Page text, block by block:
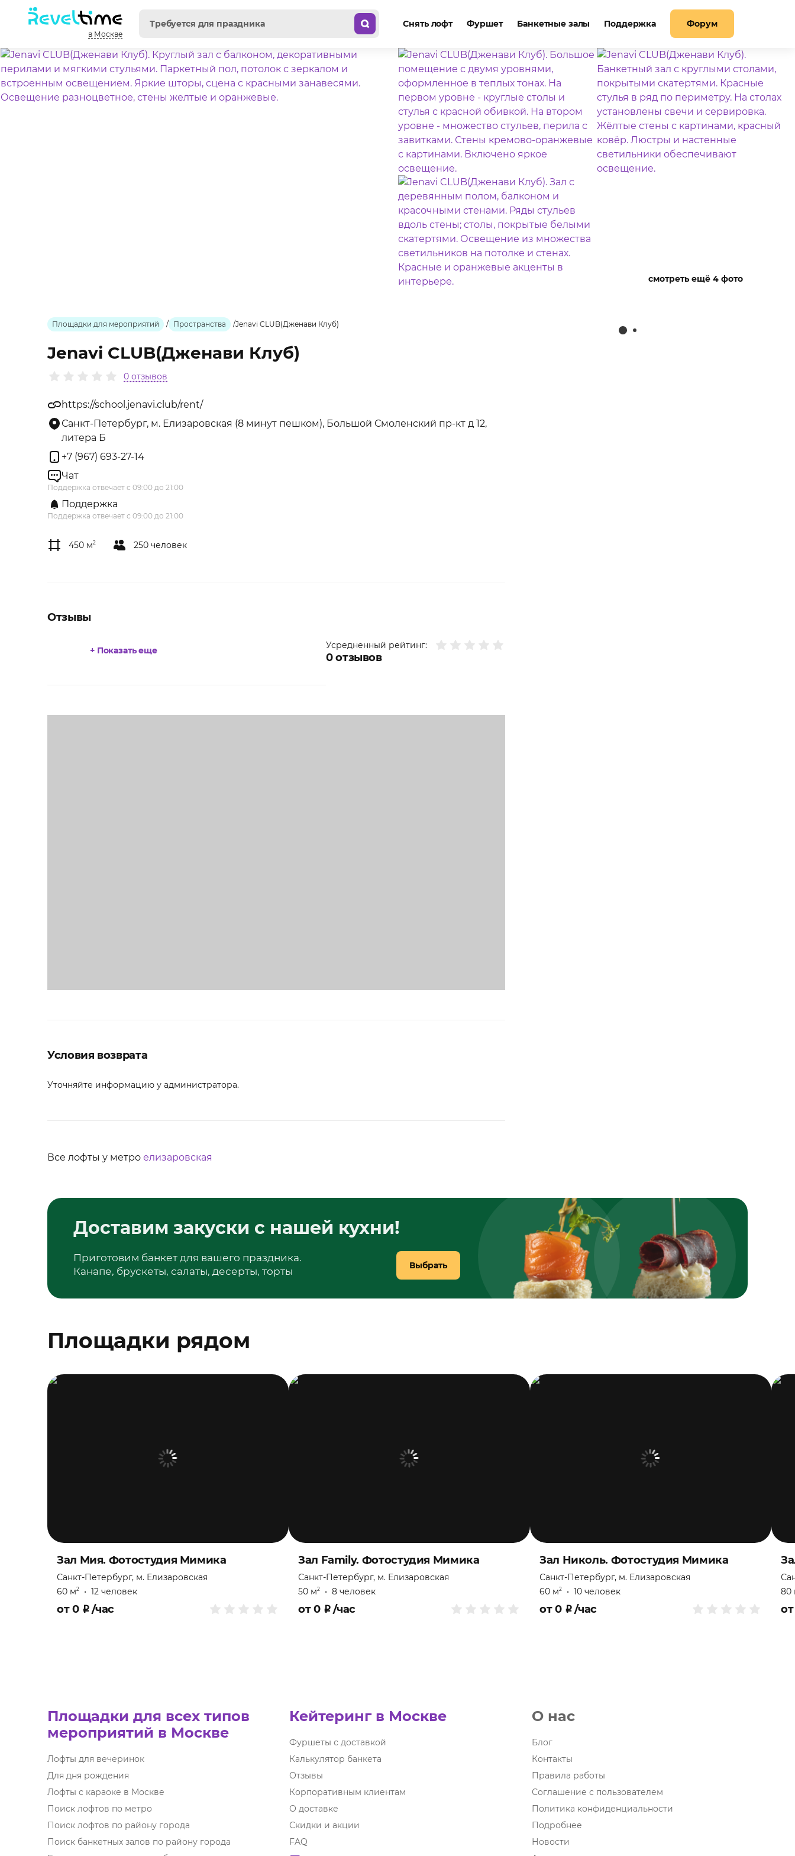
в Москве
Снять лофт Фуршет Банкетные залы Поддержка Форум
смотреть ещё 4 фото
Площадки для мероприятий / Пространства /Jenavi CLUB(Дженави Клуб)
Jenavi CLUB(Дженави Клуб)
0 отзывов
https://school.jenavi.club/rent/
Санкт-Петербург, м. Елизаровская (8 минут пешком), Большой Смоленский пр-кт д 12,
литера Б
+7 (967) 693-27-14
Чат
Поддержка отвечает с 09:00 до 21:00
Поддержка
Поддержка отвечает с 09:00 до 21:00
450 м2 250 человек
Отзывы
Усредненный рейтинг:
0отзывов
+ Показать еще
Условия возврата
Уточняйте информацию у администратора.
Все лофты у метро елизаровская
Доставим закуски с нашей кухни!
Приготовим банкет для вашего праздника.
Канапе, брускеты, салаты, десерты, торты
Выбрать
Площадки рядом
Зал Мия. Фотостудия Мимика
Санкт-Петербург, м. Елизаровская
60 м2 • 12 человек
от0 ₽ /час
Зал Family. Фотостудия Мимика
Санкт-Петербург, м. Елизаровская
50 м2 • 8 человек
от0 ₽ /час
Зал Николь. Фотостудия Мимика
Санкт-Петербург, м. Елизаровская
60 м2 • 10 человек
от0 ₽ /час
80
Площадки для всех типов
мероприятий в Москве
Лофты для вечеринок
Для дня рождения
Лофты с караоке в Москве
Поиск лофтов по метро
Поиск лофтов по району города
Поиск банкетных залов по району города
Кейтеринг в Москве
Фуршеты с доставкой
Калькулятор банкета
Отзывы
Корпоративным клиентам
О доставке
Скидки и акции
FAQ
О нас
Блог
Контакты
Правила работы
Соглашение с пользователем
Политика конфиденциальности
Подробнее
Новости